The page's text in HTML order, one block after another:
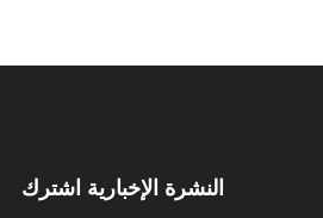
النشرة الإخبارية اشترك